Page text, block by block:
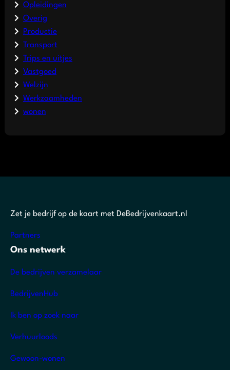
Opleidingen
Overig
Productie
Transport
Trips en uitjes
Vastgoed
Welzijn
Werkzaamheden
wonen
Zet je bedrijf op de kaart met DeBedrijvenkaart.nl
Partners
Ons netwerk
De bedrijven verzamelaar
BedrijvenHub
Ik ben op zoek naar
Verhuurloods
Gewoon-wonen